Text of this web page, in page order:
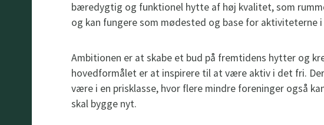
bæredygtig og funktionel hytte af høj kvalitet, som
og kan fungere som mødested og base for aktiviteterne
Ambitionen er at skabe et bud på fremtidens hytter og
hovedformålet er at inspirere til at være aktiv i det fri.
være i en prisklasse, hvor flere mindre foreninger også
skal bygge nyt.